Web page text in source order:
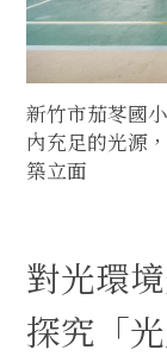
新竹市茄苳國
內充足的光源
築立面
對光環
探究「